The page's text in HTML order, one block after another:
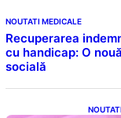
NOUTATI MEDICALE
Recuperarea
cu handicap: O
socială